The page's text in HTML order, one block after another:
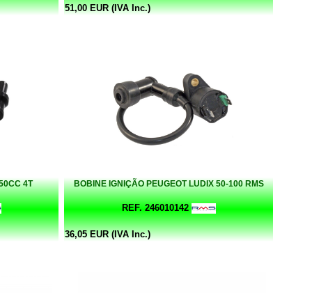
51,00 EUR (IVA Inc.)
4T BOBINE IGNIÇÃO PEUGEOT LUDIX 50-100 RMS
REF. 246010142
36,05 EUR (IVA Inc.)